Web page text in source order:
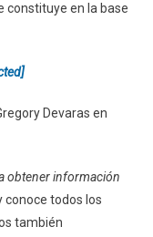
constituye en la base
Devaras en
obtener información
conoce todos los
también